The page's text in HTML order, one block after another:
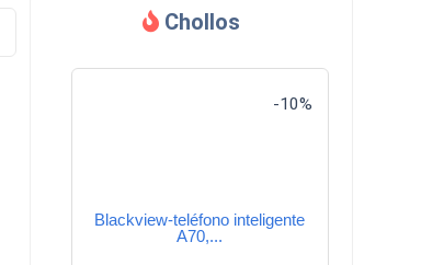
Chollos
Blackview-teléfono inteligente
A70,...
-10%
Comparador